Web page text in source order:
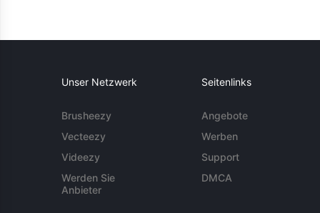
Unser Netzwerk
Brusheezy
Vecteezy
Videezy
Werden Sie
Anbieter
Seitenlinks
Angebote
Werben
Support
DMCA